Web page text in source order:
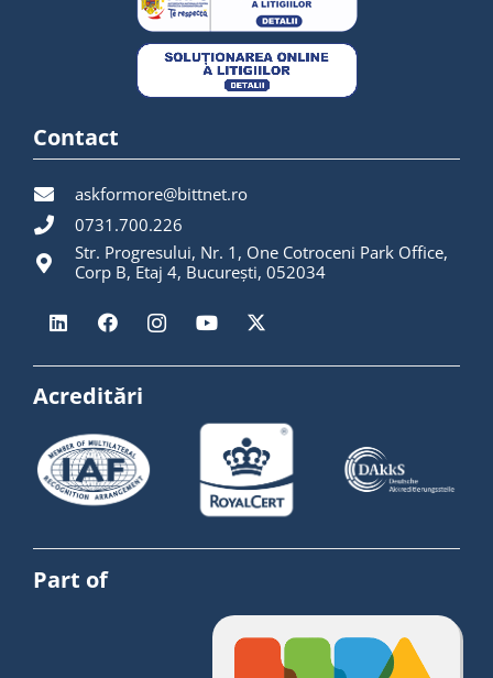
Contact
askformore@bittnet.ro
0731.700.226
Str. Progresului, Nr. 1, One Cotroceni Park Office,
Corp B, Etaj 4, București, 052034
Acreditări
Part of